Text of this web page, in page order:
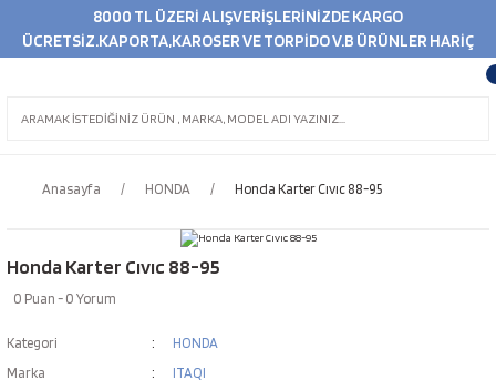
8000 TL ÜZERİ ALIŞVERİŞLERİNİZDE KARGO
ÜCRETSİZ.KAPORTA,KAROSER VE TORPİDO V.B ÜRÜNLER HARİÇ
Anasayfa HONDA Honda Karter Cıvıc 88-95
Honda Karter Cıvıc 88-95
0 Puan - 0 Yorum
Kategori
HONDA
Marka
ITAQI